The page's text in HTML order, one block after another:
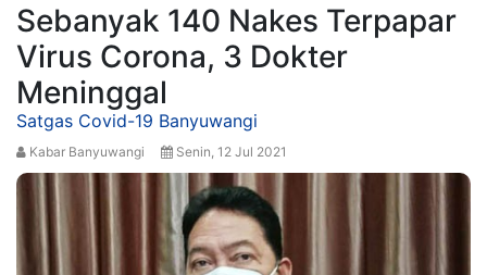
Sebanyak 140 Nakes Terpapar
Virus Corona, 3 Dokter
Meninggal
Satgas Covid-19 Banyuwangi
Kabar Banyuwangi Senin, 12 Jul 2021